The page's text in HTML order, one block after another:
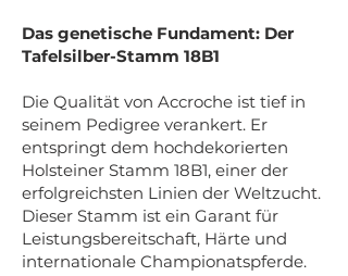
Das genetische Fundament: Der
Tafelsilber-Stamm 18B1
Die Qualität von Accroche ist tief in
seinem Pedigree verankert. Er
entspringt dem hochdekorierten
Holsteiner Stamm 18B1, einer der
erfolgreichsten Linien der Weltzucht.
Dieser Stamm ist ein Garant für
Leistungsbereitschaft, Härte und
internationale Championatspferde.